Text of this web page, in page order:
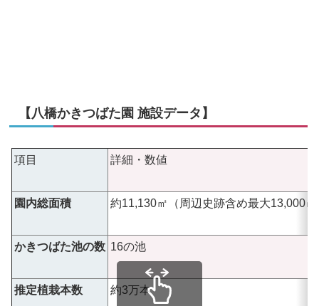
【八橋かきつばた園 施設データ】
項目 詳細・数値
園内総面積 約11,130㎡（周辺史跡含め最大13,000㎡
かきつばた池の数 16の池
推定植栽本数 約3万本